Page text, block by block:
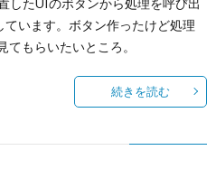
います。ボタン作ったけど処理
もらいたいところ。
続きを読む